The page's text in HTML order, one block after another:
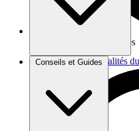
Brèves et actus Actualités
Conseils et Guides
Vos données sont protégées